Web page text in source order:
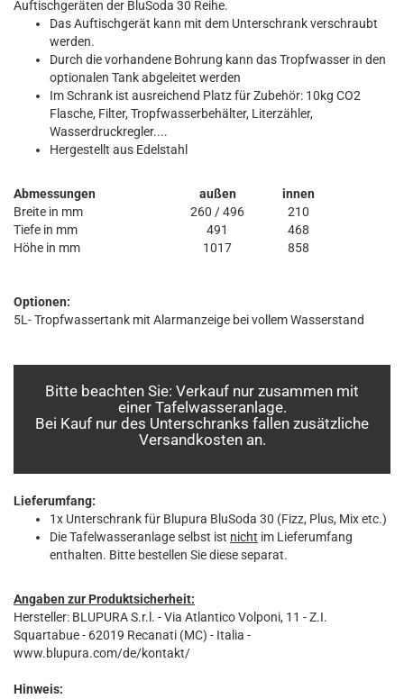
Auftischgeräten der BluSoda 30 Reihe.
Das Auftischgerät kann mit dem Unterschrank verschraubt
werden.
Durch die vorhandene Bohrung kann das Tropfwasser in den
optionalen Tank abgeleitet werden
Im Schrank ist ausreichend Platz für Zubehör: 10kg CO2
Flasche, Filter, Tropfwasserbehälter, Literzähler,
Wasserdruckregler....
Hergestellt aus Edelstahl
Abmessungen außen
innen
Breite in mm
260 / 496
210
Tiefe in mm
491
468
Höhe in mm
1017 858
Optionen:
5L- Tropfwassertank mit Alarmanzeige bei vollem Wasserstand
Bitte beachten Sie: Verkauf nur zusammen mit
einer Tafelwasseranlage.
Bei Kauf nur des Unterschranks fallen zusätzliche
Versandkosten an.
Lieferumfang:
1x Unterschrank für Blupura BluSoda 30 (Fizz, Plus, Mix etc.)
Die Tafelwasseranlage selbst ist nicht im Lieferumfang
enthalten. Bitte bestellen Sie diese separat.
Angaben zur Produktsicherheit:
Hersteller: BLUPURA S.r.l. - Via Atlantico Volponi, 11 - Z.I.
Squartabue - 62019 Recanati (MC) - Italia -
www.blupura.com/de/kontakt/
Hinweis: